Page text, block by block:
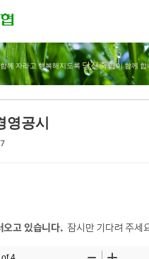
께 자라고 행복해지도록 당진축협이 함께
영공시